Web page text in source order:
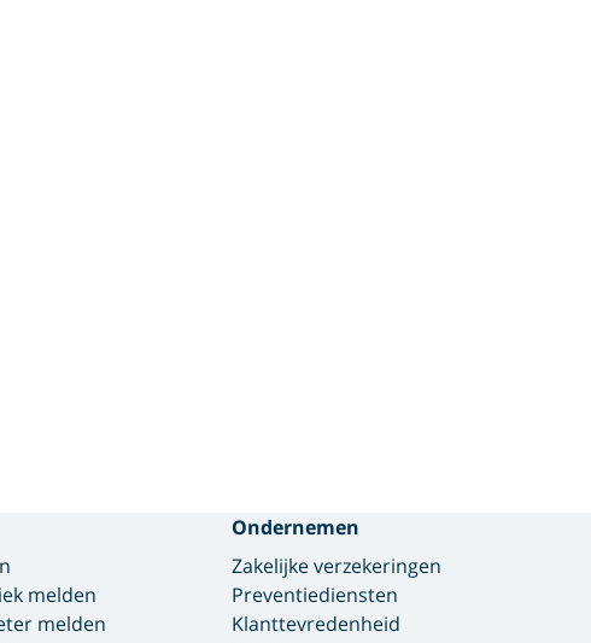
melden
melden
Ondernemen
Zakelijke verzekeringen
Preventiediensten
Klanttevredenheid